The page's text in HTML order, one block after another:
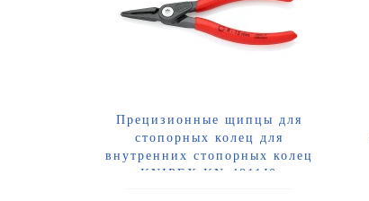
Прецизионные щипцы для
стопорных колец для
внутренних стопорных колец
KNIPEX KN-4811J0